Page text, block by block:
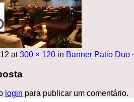
at300 × 120 in Banner Patio Duo
login para publicar um comentário.